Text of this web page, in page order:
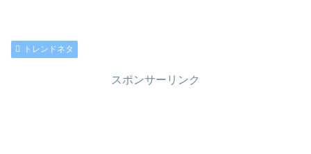
トレンドネタ
スポンサーリンク